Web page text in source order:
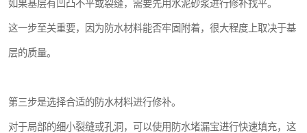
如果基层有凹凸不平或裂缝，需要先用水泥砂浆进行修补找平。
这一步至关重要，因为防水材料能否牢固附着，很大程度上取决于基
层的质量。
第三步是选择合适的防水材料进行修补。
对于局部的细小裂缝或孔洞，可以使用防水堵漏宝进行快速填充，这